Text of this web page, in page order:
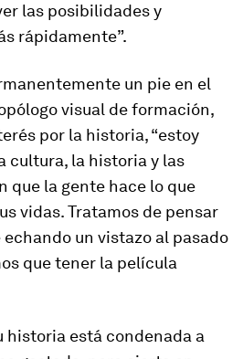
las posibilidades y
rápidamente”.
un pie en el
visual de formación,
por la historia, “estoy
cultura, la historia y las
que la gente hace lo que
vidas. Tratamos de pensar
un vistazo al pasado
que tener la película
historia está condenada a